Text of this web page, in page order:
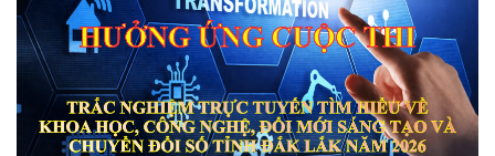
cho phép chuyển mục đích sử dụng đất ông Trần Binh, địa chỉ
thường trú tại: thôn Hợp Thành, xã Liên Sơn Lắk, tỉnh Đắk Lắk
(15/05/2026)
Công khai thực hiện dự toán thu, chi ngân sách xã Đắk Phơi 03